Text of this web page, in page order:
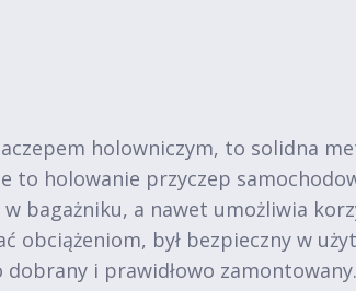
holowniczym, to solidna
to holowanie przyczep
bagażniku, a nawet umożliwia
obciążeniom, był bezpieczny w
i prawidłowo zamontowany.